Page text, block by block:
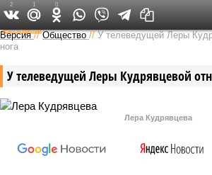
Федеральный выпуск
Версия //Общество //У телеведущей Леры
нога
У телеведущей Леры Кудрявцевой
Лера Кудрявцева
2 1 0